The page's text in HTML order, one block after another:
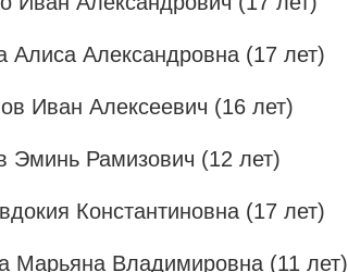
Алиса Александровна (17 лет)
Иван Алексеевич (16 лет)
Эминь Рамизович (12 лет)
Константиновна (17 лет)
Марьяна Владимировна (11 лет)